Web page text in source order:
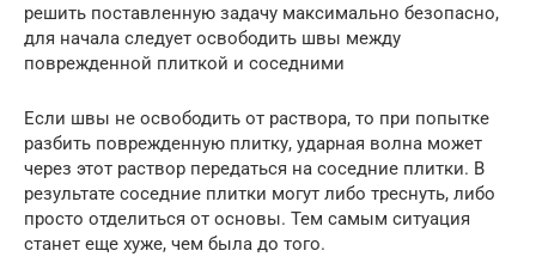
решить поставленную задачу максимально безопасно,
для начала следует освободить швы между
поврежденной плиткой и соседними
Если швы не освободить от раствора, то при попытке
разбить поврежденную плитку, ударная волна может
через этот раствор передаться на соседние плитки. В
результате соседние плитки могут либо треснуть, либо
просто отделиться от основы. Тем самым ситуация
станет еще хуже, чем была до того.